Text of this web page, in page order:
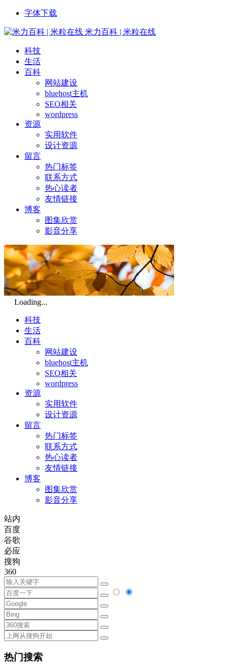
字体下载
米力百科 | 米粒在线
科技
生活
百科
网站建设
bluehost主机
SEO相关
wordpress
资源
实用软件
设计资源
留言
热门标签
联系方式
热心读者
友情链接
博客
图集欣赏
影音分享
Loading...
科技
生活
百科
网站建设
bluehost主机
SEO相关
wordpress
资源
实用软件
设计资源
留言
热门标签
联系方式
热心读者
友情链接
博客
图集欣赏
影音分享
站内
百度
谷歌
必应
搜狗
360
热门搜索